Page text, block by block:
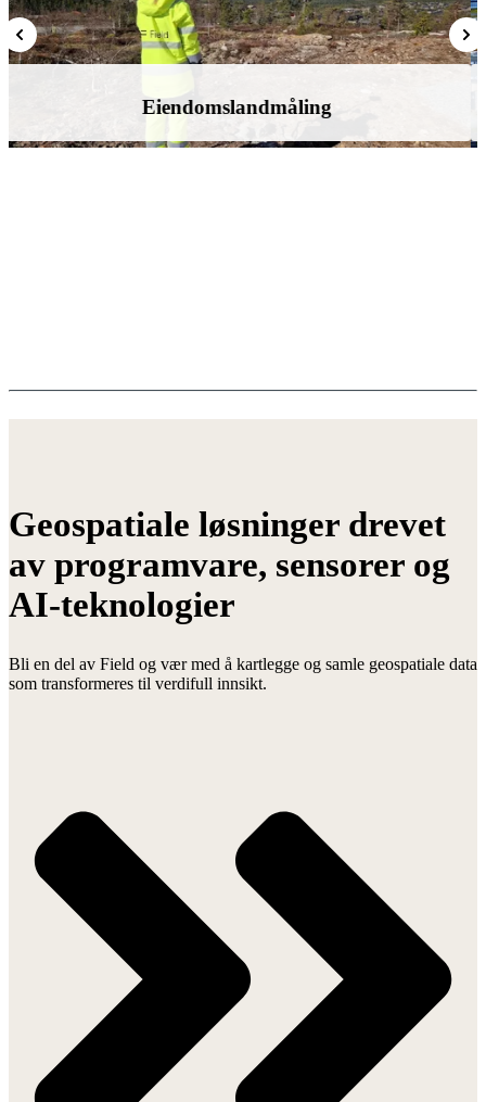
Eiendomslandmåling
Geospatiale løsninger drevet
av programvare, sensorer og
AI-teknologier
Bli en del av Field og vær med å kartlegge og samle geospatiale data
som transformeres til verdifull innsikt.